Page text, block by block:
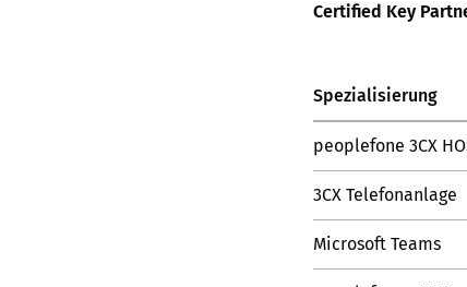
Certified Key
Spezialisierung
peoplefone 3CX
3CX Telefonanlage
Microsoft Teams